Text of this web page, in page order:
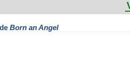
Born an Angel